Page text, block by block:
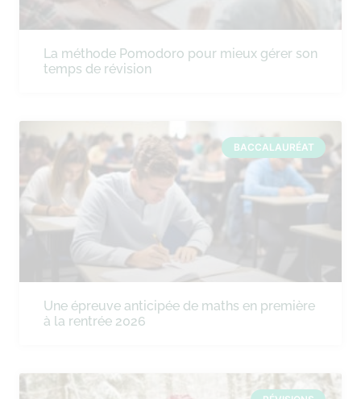
La méthode Pomodoro pour mieux gérer son
temps de révision
BACCALAURÉAT
Une épreuve anticipée de maths en première
à la rentrée 2026